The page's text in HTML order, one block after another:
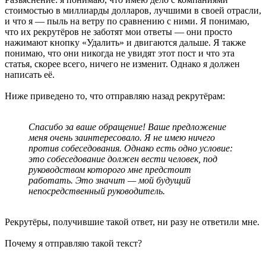
стоимостью в миллиарды долларов, лучшими в своей отрасли,
и что я — пыль на ветру по сравнению с ними. Я понимаю,
что их рекрутёров не заботят мои ответы — они просто
нажимают кнопку «Удалить» и двигаются дальше. Я также
понимаю, что они никогда не увидят этот пост и что эта
статья, скорее всего, ничего не изменит. Однако я должен
написать её.
Ниже приведено то, что отправляю назад рекрутёрам:
Спасибо за ваше обращение! Ваше предложение
меня очень заинтересовало. Я не имею ничего
против собеседования. Однако есть одно условие:
это собеседование должен вести человек, под
руководством которого мне предстоит
работать. Это значит — мой будущий
непосредственный руководитель.
Рекрутёры, получившие такой ответ, ни разу не ответили мне.
Почему я отправляю такой текст?